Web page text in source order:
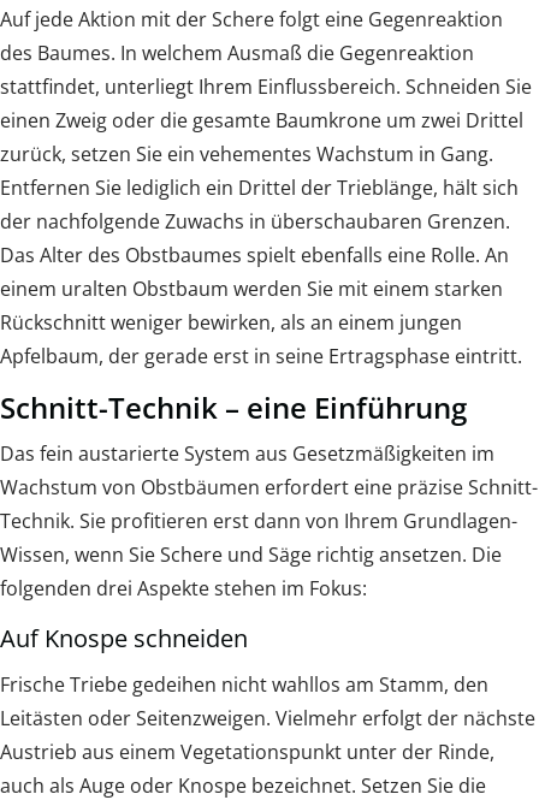
Auf jede Aktion mit der Schere folgt eine Gegenreaktion
des Baumes. In welchem Ausmaß die Gegenreaktion
stattfindet, unterliegt Ihrem Einflussbereich. Schneiden Sie
einen Zweig oder die gesamte Baumkrone um zwei Drittel
zurück, setzen Sie ein vehementes Wachstum in Gang.
Entfernen Sie lediglich ein Drittel der Trieblänge, hält sich
der nachfolgende Zuwachs in überschaubaren Grenzen.
Das Alter des Obstbaumes spielt ebenfalls eine Rolle. An
einem uralten Obstbaum werden Sie mit einem starken
Rückschnitt weniger bewirken, als an einem jungen
Apfelbaum, der gerade erst in seine Ertragsphase eintritt.
Schnitt-Technik – eine Einführung
Das fein austarierte System aus Gesetzmäßigkeiten im
Wachstum von Obstbäumen erfordert eine präzise Schnitt-
Technik. Sie profitieren erst dann von Ihrem Grundlagen-
Wissen, wenn Sie Schere und Säge richtig ansetzen. Die
folgenden drei Aspekte stehen im Fokus:
Auf Knospe schneiden
Frische Triebe gedeihen nicht wahllos am Stamm, den
Leitästen oder Seitenzweigen. Vielmehr erfolgt der nächste
Austrieb aus einem Vegetationspunkt unter der Rinde,
auch als Auge oder Knospe bezeichnet. Setzen Sie die